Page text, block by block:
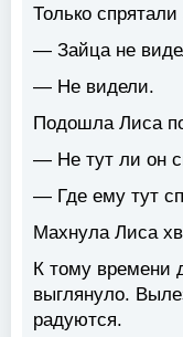
Только
— Зайца не
— Не видели.
Подошла Лиса
— Не тут ли он
— Где ему тут
Махнула Лиса
К тому времени
выглянуло.
радуются.